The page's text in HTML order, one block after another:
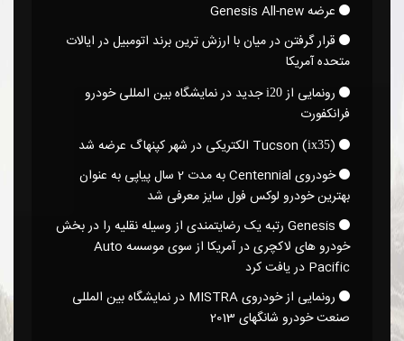
عرضه Genesis All-new
قرار گرفتن در میان با ارزش ترین برند اتومبیل در ایالات
متحده آمریکا
رونمایی از i20جدید در نمایشگاه بین المللی خودرو
فرانکفورت
Tucson (
ix35)‎ الکتریکی در شهر کپنهاگ عرضه شد
خودروی Centennial به مدت 2 سال پیاپی به عنوان
بهترین خودرو لوکس فول سایز معرفی شد
Genesis رتبه یک رضایتمندی از وسیله نقلیه را در بخش
خودرو های لاکچری در آمریکا از سوی موسسه Auto
Pacific در یافت کرد
رونمایی از خودروی MISTRA در نمایشگاه بین المللی
صنعت خودرو شانگهای 2013